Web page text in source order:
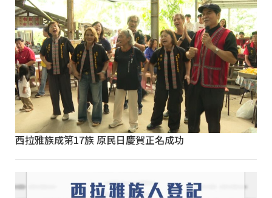
西拉雅族成第17族 原民日慶賀正名成功